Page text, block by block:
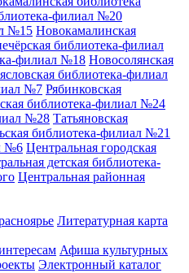
филиал №20
№15 Новокамалинская
библиотека-филиал
филиал №18 Новосолянская
библиотека-филиал
№7 Рябинковская
библиотека-филиал №24
№28 Татьяновская
библиотека-филиал №21
№6 Центральная городская
детская библиотека-
Центральная районная
Литературная карта
Афиша культурных
Электронный каталог